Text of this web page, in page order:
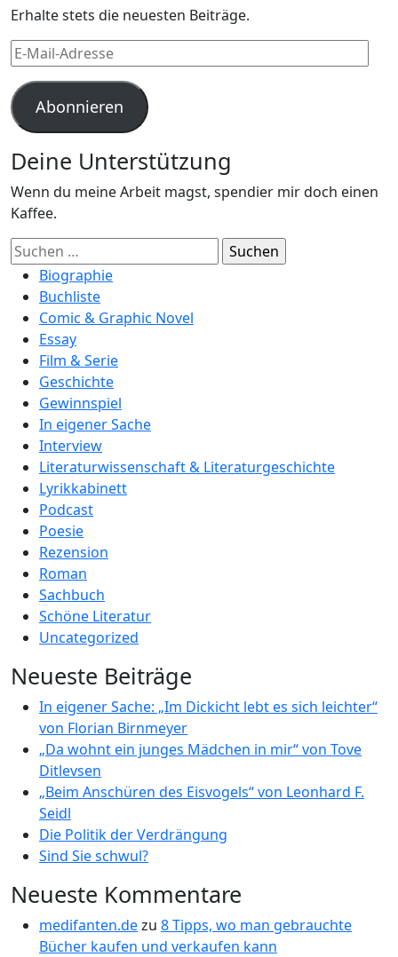
Erhalte stets die neuesten Beiträge.
E-
Mail-
Adresse
Abonnieren
Deine Unterstützung
Wenn du meine Arbeit magst, spendier mir doch einen
Kaffee.
Suchen
nach:Biographie
Buchliste
Comic & Graphic Novel
Essay
Film & Serie
Geschichte
Gewinnspiel
In eigener Sache
Interview
Literaturwissenschaft & Literaturgeschichte
Lyrikkabinett
Podcast
Poesie
Rezension
Roman
Sachbuch
Schöne Literatur
Uncategorized
Neueste Beiträge
In eigener Sache: „Im Dickicht lebt es sich leichter“
von Florian Birnmeyer
„Da wohnt ein junges Mädchen in mir“ von Tove
Ditlevsen
„Beim Anschüren des Eisvogels“ von Leonhard F.
Seidl
Die Politik der Verdrängung
Sind Sie schwul?
Neueste Kommentare
medifanten.dezu 8 Tipps, wo man gebrauchte
Bücher kaufen und verkaufen kann